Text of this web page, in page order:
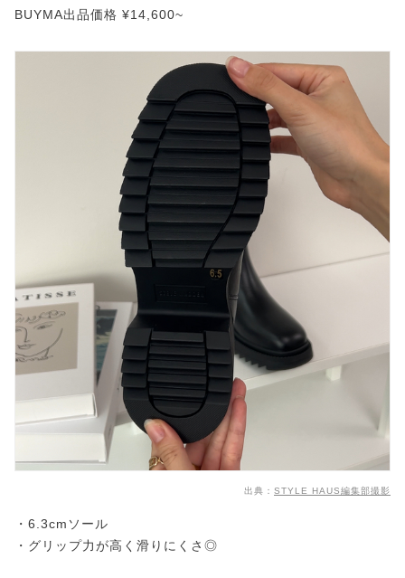
BUYMA出品価格 ¥14,600~
出典： STYLE HAUS編集部撮影
・6.3cmソール
・グリップ力が高く滑りにくさ◎